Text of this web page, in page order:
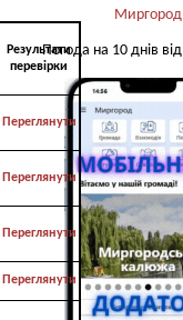
Результати
перевірки
Переглянути
Переглянути
Переглянути
Переглянути
Миргород
Погода на 10 днів від